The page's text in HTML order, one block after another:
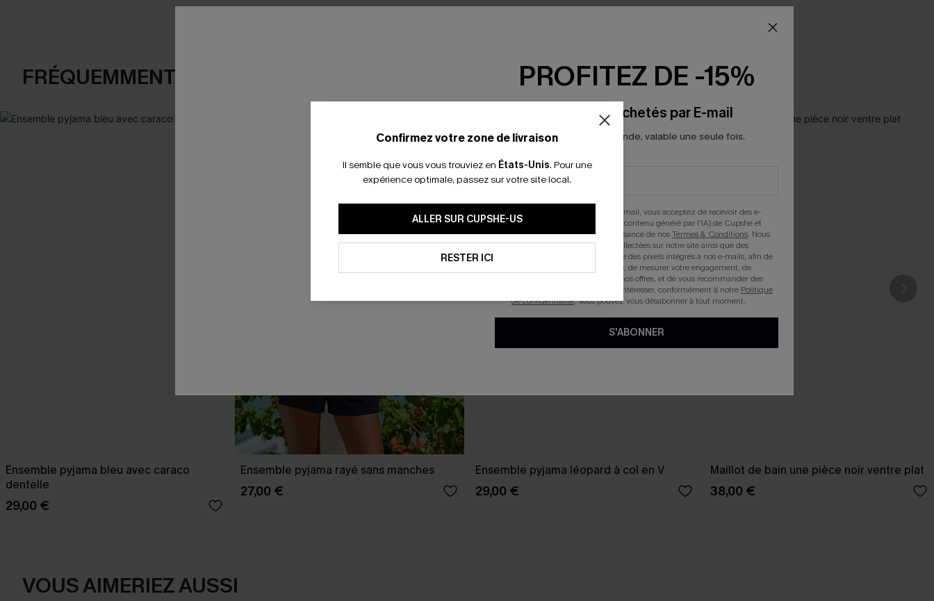
FRÉQUEMMENT ACHETÉS ENSEMBLE
Ensemble pyjama bleu avec caraco
dentelle
29,00 €
Ensemble pyjama rayé sans manches
27,00 €
Ensemble pyjama léopard à col en V
29,00 €
Maillot de bain une pièce noir ventre plat
38,00 €
VOUS AIMERIEZ AUSSI
Confirmez votre zone de livraison
Il semble que vous vous trouviez en États-Unis. Pour une
expérience optimale, passez sur votre site local.
ALLER SUR CUPSHE-US
RESTER ICI
PROFITEZ DE -15%
-15% dès 2 Achetés par E-mail
*Un code par commande, valable une seule fois.
En soumettant votre adresse e-mail, vous acceptez de recevoir des e-
mails marketing (y compris du contenu généré par l'IA) de Cupshe et
reconnaissez avoir pris connaissance de nosTermes & Conditions. Nous
pouvons utiliser les données collectées sur notre site ainsi que des
technologies de suivi, telles que des pixels intégrés à nos e-mails, afin de
savoir si ceux-ci ont été ouverts, de mesurer votre engagement, de
personnaliser nos contenus et nos offres, et de vous recommander des
produits susceptibles de vous intéresser, conformément à notre Politique
de confidentialité. Vous pouvez vous désabonner à tout moment.
S'ABONNER